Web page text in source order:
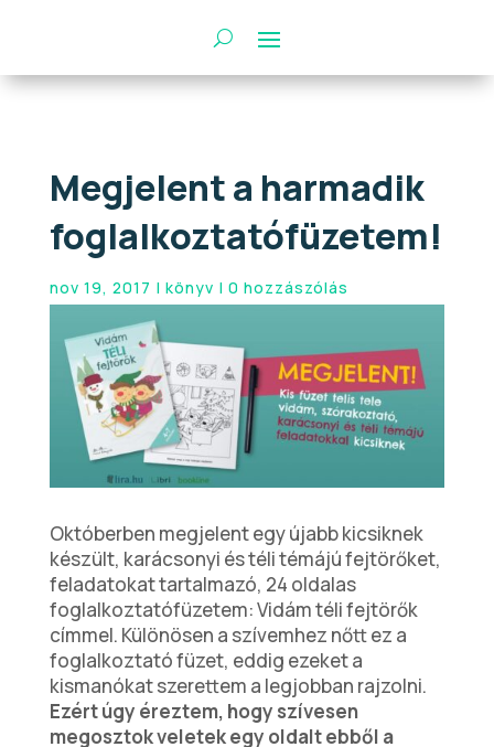
Megjelent a harmadik
foglalkoztatófüzetem!
nov 19, 2017 | könyv | 0 hozzászólás
Októberben megjelent egy újabb kicsiknek
készült, karácsonyi és téli témájú fejtörőket,
feladatokat tartalmazó, 24 oldalas
foglalkoztatófüzetem: Vidám téli fejtörők
címmel. Különösen a szívemhez nőtt ez a
foglalkoztató füzet, eddig ezeket a
kismanókat szerettem a legjobban rajzolni.
Ezért úgy éreztem, hogy szívesen
megosztok veletek egy oldalt ebből a